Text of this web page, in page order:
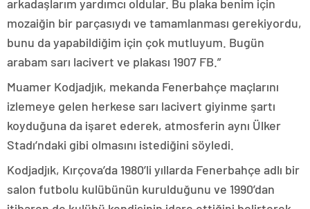
arkadaşlarım yardımcı oldular. Bu plaka benim için
mozaiğin bir parçasıydı ve tamamlanması gerekiyordu,
bunu da yapabildiğim için çok mutluyum. Bugün
arabam sarı lacivert ve plakası 1907 FB.”
Muamer Kodjadjık, mekanda Fenerbahçe maçlarını
izlemeye gelen herkese sarı lacivert giyinme şartı
koyduğuna da işaret ederek, atmosferin aynı Ülker
Stadı’ndaki gibi olmasını istediğini söyledi.
Kodjadjık, Kırçova’da 1980’li yıllarda Fenerbahçe adlı bir
salon futbolu kulübünün kurulduğunu ve 1990’dan